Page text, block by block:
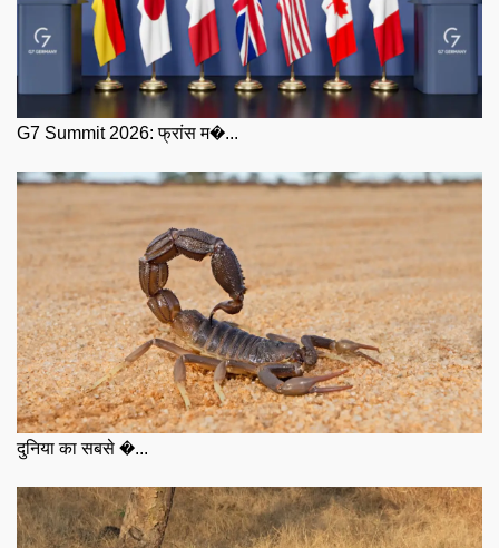
G7 Summit 2026: फ्रांस म�...
दुनिया का सबसे �...